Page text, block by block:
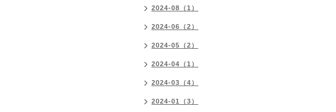
2024-08（1）
2024-06（2）
2024-05（2）
2024-04（1）
2024-03（4）
2024-01（3）